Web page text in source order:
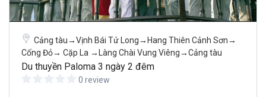
Cảng tàu→Vịnh Bái Tử Long→Hang Thiên Cảnh Sơn→
Cống Đỏ→ Cặp La →Làng Chài Vung Viêng→Cảng tàu
Du thuyền Paloma 3 ngày 2 đêm
0 review